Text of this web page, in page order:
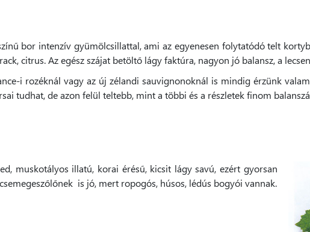
bor intenzív gyümölcsillattal, ami az egyenesen folytatódó telt
citrus. Az egész szájat betöltő lágy faktúra, nagyon jó balansz, a
i rozéknál vagy az új zélandi sauvignonoknál is mindig érzünk
tudhat, de azon felül teltebb, mint a többi és a részletek finom
muskotályos illatú, korai érésű, kicsit lágy savú, ezért gyorsan
is jó, mert ropogós, húsos, lédús bogyói vannak.